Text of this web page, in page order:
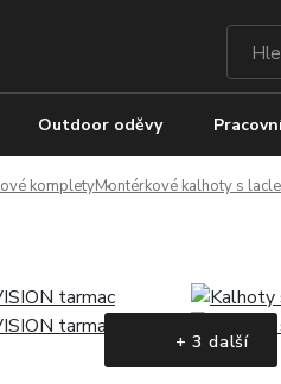
Outdoor oděvy
kompletyMontérkové kalhoty s
+ 3 další